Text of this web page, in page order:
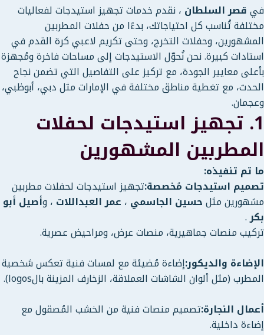
فيقصر السلطان ، نقدم خدمات تجهيز استيدجات لفعاليات
مختلفة تُناسب كل احتياجاتك، بدءًا من حفلات المطربين
المشهورين، وحفلات التخرج، وحتى تكريم لاعبي كرة القدم في
استادات كبيرة. نحن نُحوّل الاستيدجات إلى مساحات فاخرة ومُجهزة
بأعلى معايير الجودة، مع تركيز على التفاصيل التي تضمن نجاح
الحدث، مع تغطية مناطق مختلفة في الإمارات مثل دبي، أبوظبي،
وعجمان.
1. تجهيز استيدجات لحفلات
المطربين المشهورين
ما تم تنفيذه:
تصميم استيدجات مُخصصة:تجهيز استيدجات لحفلات مطربين
مشهورين مثلحسين الجاسمي ، عمر العبداللات ، وأصيل أبو
بكر.
تركيب منصات جماهيرية، منصات عرض، ومراحيض عصرية.
الإضاءة والديكور:إضاءة مُضيئة مع لمسات فنية تعكس شخصية
المطرب (مثل ألوان الشاشات العملاقة، الزخارف المزينة بالlogos).
أعمال النجارة:تصميم منصات فنية من الخشب المُصقول مع
إضاءة داخلية.